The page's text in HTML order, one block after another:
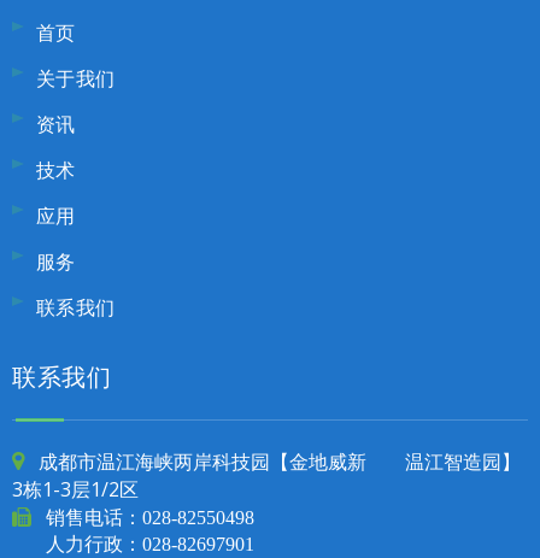
首页
关于我们
资讯
技术
应用
服务
联系我们
联系我们

成都市温江海峡两岸科技园【金地威新 温江智造园】
3栋1-3层1/2区
 销售电话： 028-82550498
人力行政：028-82697901